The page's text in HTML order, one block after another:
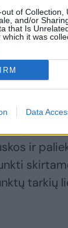
of Collection,
and/or
that Is
it was
Data
ir
tarkių